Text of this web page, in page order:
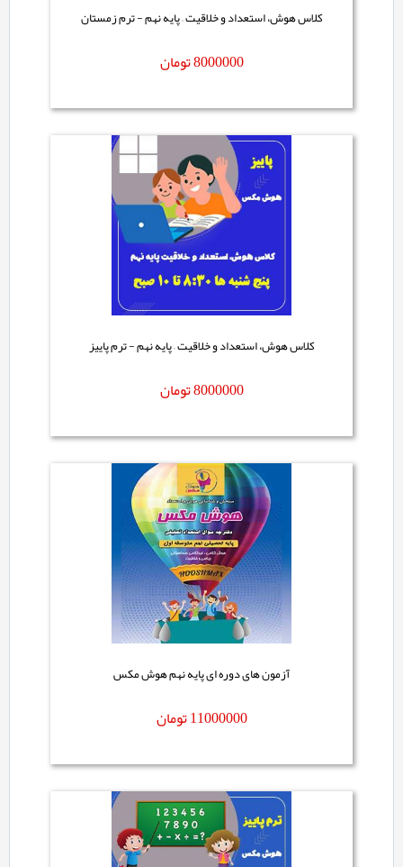
کلاس هوش، استعداد و خلاقیت – پایه نهم - ترم زمستان
8000000تومان
کلاس هوش، استعداد و خلاقیت – پایه نهم - ترم پاییز
8000000تومان
آزمون های دوره ای پایه نهم هوش مکس
11000000تومان